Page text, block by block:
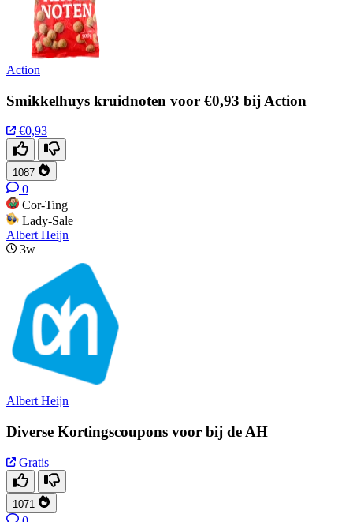
Action
Smikkelhuys kruidnoten voor €0,93 bij Action
€0,93
1087
0
Cor-Ting
Lady-Sale
Albert Heijn
3w
Albert Heijn
Diverse Kortingscoupons voor bij de AH
Gratis
1071